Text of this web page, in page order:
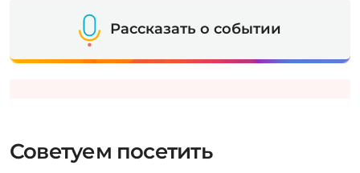
Рассказать о событии
Советуем посетить